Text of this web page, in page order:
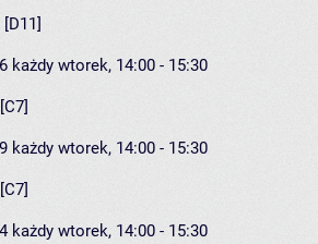
[D11]
każdy wtorek, 14:00 - 15:30
każdy wtorek, 14:00 - 15:30
każdy wtorek, 14:00 - 15:30